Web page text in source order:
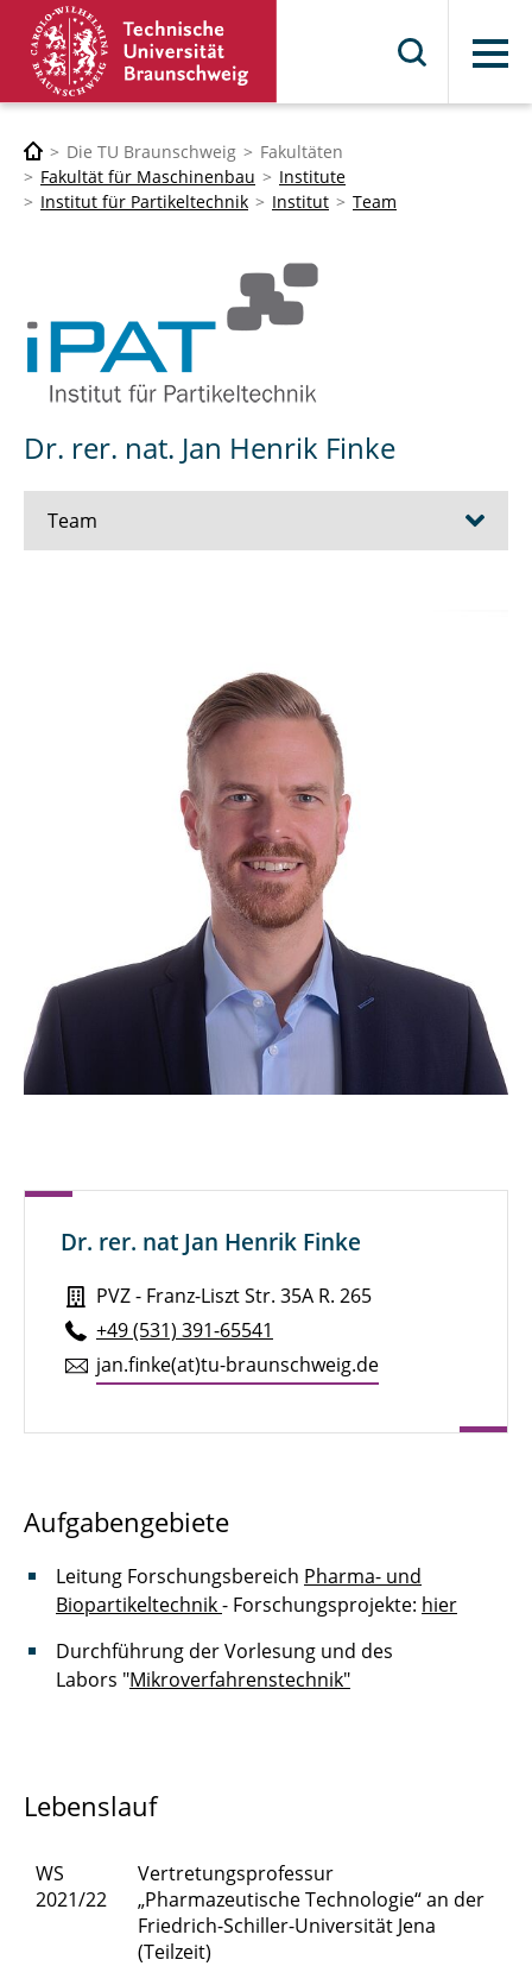
Menü
Die TU Braunschweig
Fakultäten
Fakultät für Maschinenbau
Institute
Institut für Partikeltechnik
Institut Team
Dr. rer. nat. Jan Henrik Finke
Team
Lukas Bahlmann, M. Sc.
Simon Bahnmüller, M. Sc.
Franziska Beverborg, M. Sc.
Dennis Beusen, M. Sc.
Lennart Blume, M. Sc.
Tanja Boll
Jannik Born, M. Sc.
Henry Brauns, M. Sc.
Michael Bredekamp, M. Sc.
Pauline Breunig
Julian Brokmann, M. Sc.
Niklas Dierks, M. Sc.
Marcel Dietz
Dipl.-Ing. Dennis Düerkop
Robert Ebeling, M. Sc.
Steffen Fischer, M. Sc.
Finn Frankenberg, M. Sc.
Dr. rer. nat Jan Henrik Finke
PVZ - Franz-Liszt Str. 35A R. 265
+49 (531) 391-65541
jan.​finke(at)tu-braun­schweig.de
Aufgabengebiete
Leitung Forschungsbereich Pharma- und
Biopartikeltechnik- Forschungsprojekte: hier
Durchführung der Vorlesung und des
Labors "Mikroverfahrenstechnik"
Lebenslauf
WS
2021/22
Vertretungsprofessur
„Pharmazeutische Technologie“ an der
Friedrich-Schiller-Universität Jena
(Teilzeit)